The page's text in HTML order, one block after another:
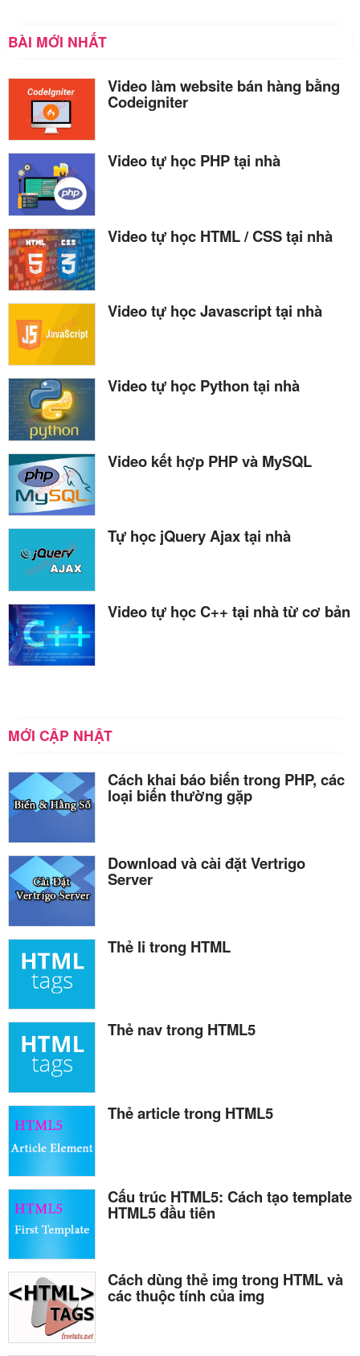
Bài 23: Dict trong Python
BÀI MỚI NHẤT
Video làm website bán hàng bằng
Codeigniter
Video tự học PHP tại nhà
Video tự học HTML / CSS tại nhà
Video tự học Javascript tại nhà
Video tự học Python tại nhà
Video kết hợp PHP và MySQL
Tự học jQuery Ajax tại nhà
Video tự học C++ tại nhà từ cơ bản
MỚI CẬP NHẬT
Cách khai báo biến trong PHP, các
loại biến thường gặp
Download và cài đặt Vertrigo
Server
Thẻ li trong HTML
Thẻ nav trong HTML5
Thẻ article trong HTML5
Cấu trúc HTML5: Cách tạo template
HTML5 đầu tiên
Cách dùng thẻ img trong HTML và
các thuộc tính của img